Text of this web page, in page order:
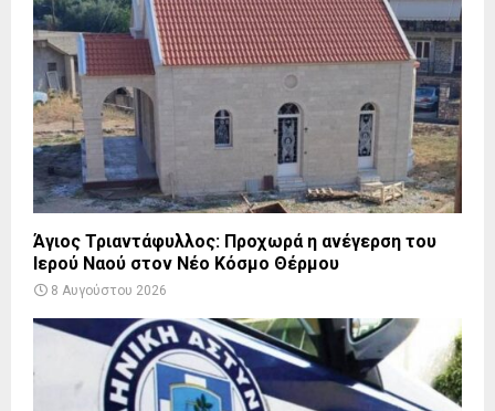
Άγιος Τριαντάφυλλος: Προχωρά η ανέγερση του
Ιερού Ναού στον Νέο Κόσμο Θέρμου
8 Αυγούστου 2026